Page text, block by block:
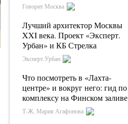
Говорит Москва
Лучший архитектор Москвы
XXI века. Проект «Эксперт.
Урбан» и КБ Стрелка
Эксперт.Урбан
Что посмотреть в «Лахта-
центре» и вокруг него: гид по
комплексу на Финском заливе
Т-Ж, Мария Агафонова